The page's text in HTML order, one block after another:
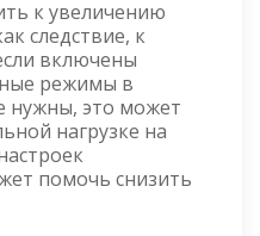
к увеличению
следствие, к
включены
режимы в
нужны, это может
нагрузке на
помочь снизить